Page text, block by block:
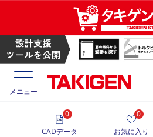
価格一覧
メニュー
0
CADデータ
0
お気に入り